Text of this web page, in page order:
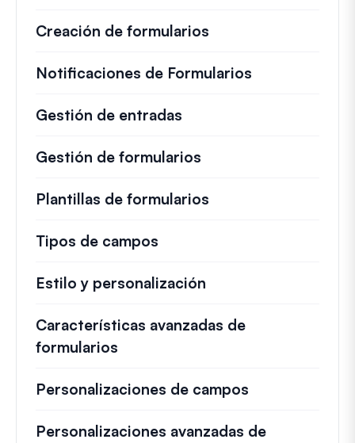
Creación de formularios
Notificaciones de Formularios
Gestión de entradas
Gestión de formularios
Plantillas de formularios
Tipos de campos
Estilo y personalización
Características avanzadas de
formularios
Personalizaciones de campos
Personalizaciones avanzadas de